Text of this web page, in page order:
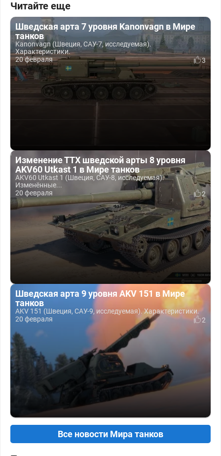
Читайте еще
Шведская арта 7 уровня Kanonvagn в Мире
танков
Kanonvagn (Швеция, САУ-7, исследуемая).
Характеристики.
20 февраля
3
Изменение ТТХ шведской арты 8 уровня
AKV60 Utkast 1 в Мире танков
AKV60 Utkast 1 (Швеция, САУ-8, исследуемая).
Изменённые...
20 февраля
2
Шведская арта 9 уровня AKV 151 в Мире
танков
AKV 151 (Швеция, САУ-9, исследуемая). Характеристики.
20 февраля
2
Все новости Мира танков